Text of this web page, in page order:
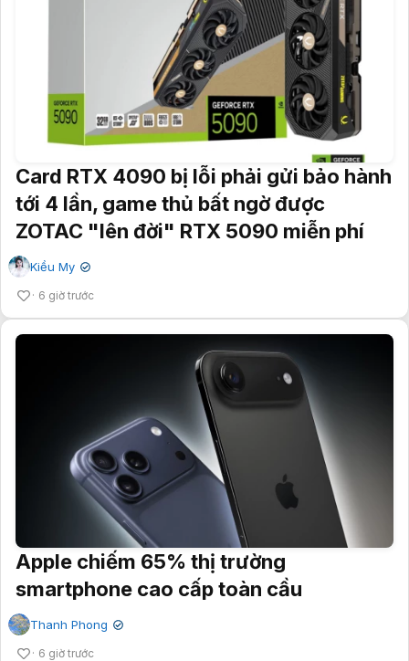
Card RTX 4090 bị lỗi phải gửi bảo hành
tới 4 lần, game thủ bất ngờ được
ZOTAC "lên đời" RTX 5090 miễn phí
Kiều My ✔
6 giờ trước
Apple chiếm 65% thị trường
smartphone cao cấp toàn cầu
Thanh Phong ✔
6 giờ trước